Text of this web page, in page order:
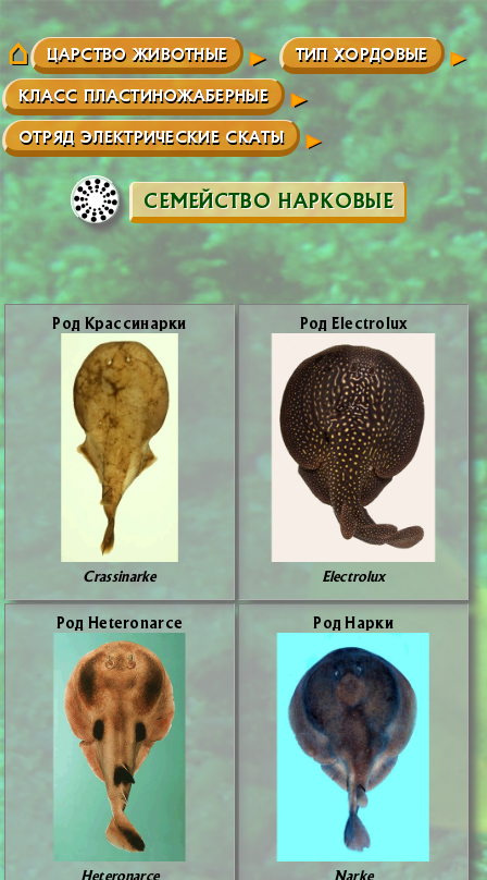
ЦАРСТВО ЖИВОТНЫЕ ТИП ХОРДОВЫЕ
КЛАСС ПЛАСТИНОЖАБЕРНЫЕ
ОТРЯД ЭЛЕКТРИЧЕСКИЕ СКАТЫ
СЕМЕЙСТВО НАРКОВЫЕ
Род Крас­си­нар­ки
Crassinarke
Род Electrolux
Electrolux
Род Heteronarce
Heteronarce
Род Нар­ки
Narke